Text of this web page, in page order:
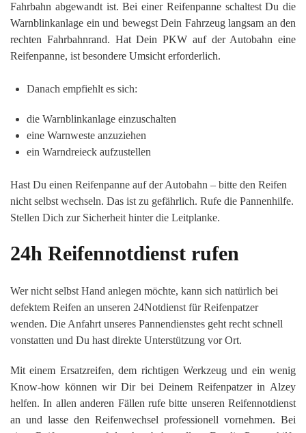
Fahrbahn abgewandt ist. Bei einer Reifenpanne schaltest Du die
Warnblinkanlage ein und bewegst Dein Fahrzeug langsam an den
rechten Fahrbahnrand. Hat Dein PKW auf der Autobahn eine
Reifenpanne, ist besondere Umsicht erforderlich.
Danach empfiehlt es sich:
die Warnblinkanlage einzuschalten
eine Warnweste anzuziehen
ein Warndreieck aufzustellen
Hast Du einen Reifenpanne auf der Autobahn – bitte den Reifen
nicht selbst wechseln. Das ist zu gefährlich. Rufe die Pannenhilfe.
Stellen Dich zur Sicherheit hinter die Leitplanke.
24h Reifennotdienst rufen
Wer nicht selbst Hand anlegen möchte, kann sich natürlich bei
defektem Reifen an unseren 24Notdienst für Reifenpatzer
wenden. Die Anfahrt unseres Pannendienstes geht recht schnell
vonstatten und Du hast direkte Unterstützung vor Ort.
Mit einem Ersatzreifen, dem richtigen Werkzeug und ein wenig
Know-how können wir Dir bei Deinem Reifenpatzer in Alzey
helfen. In allen anderen Fällen rufe bitte unseren Reifennotdienst
an und lasse den Reifenwechsel professionell vornehmen. Bei